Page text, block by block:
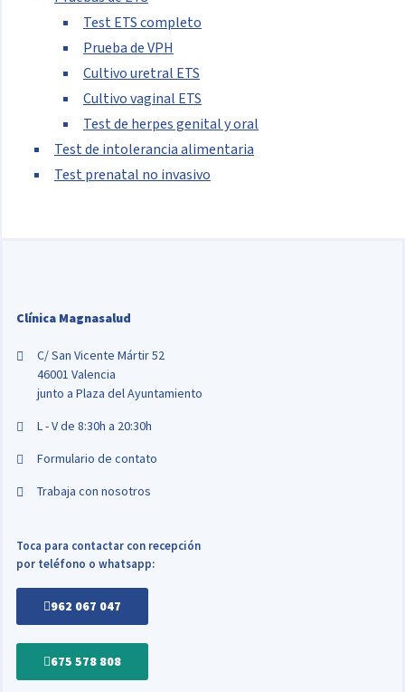
Test ETS completo
Prueba de VPH
Cultivo uretral ETS
Cultivo vaginal ETS
Test de herpes genital y oral
Test de intolerancia alimentaria
Test prenatal no invasivo
Clínica Magnasalud
C/ San Vicente Mártir 52
46001 Valencia
junto a Plaza del Ayuntamiento
L - V de 8:30h a 20:30h
Formulario de contato
Trabaja con nosotros
Toca para contactar con recepción
por teléfono o whatsapp:
962 067 047
675 578 808